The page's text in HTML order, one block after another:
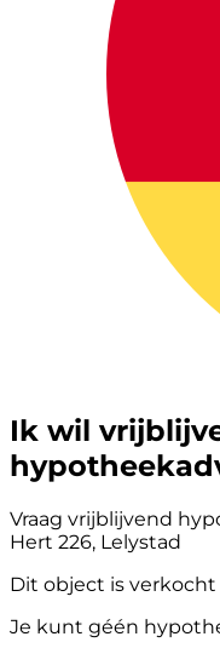
Ik wil
Vraag vrijblijvend
Hert 226, Lelystad
Dit object is verkocht
Je kunt géén